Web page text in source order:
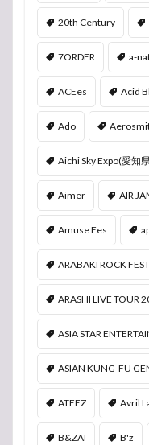
20th Century
7ORDER a-
ACEes Acid
Ado
Aichi Sky Expo(愛知
Aimer AIR
Amuse Fes
ARABAKI ROCK FEST
ARASHI LIVE TOUR
ASIA STAR
ASIAN KUNG-FU
ATEEZ Avril
B&ZAI B'z